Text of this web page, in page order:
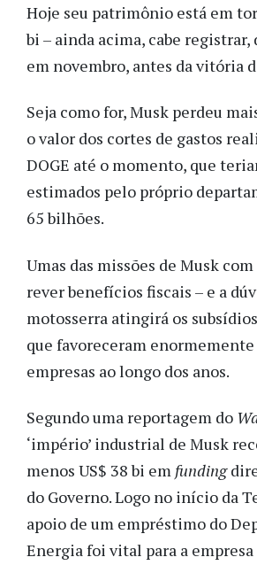
Hoje seu patrimônio está em
bi – ainda acima, cabe registrar,
em novembro, antes da vitória
Seja como for, Musk perdeu
o valor dos cortes de gastos
DOGE até o momento, que
estimados pelo próprio
65 bilhões.
Umas das missões de Musk com
rever benefícios fiscais – e a
motosserra atingirá os
que favoreceram enormemente
empresas ao longo dos anos.
Segundo uma reportagem do
‘império’ industrial de Musk
menos US$ 38 bi em funding
do Governo. Logo no início da
apoio de um empréstimo do
Energia foi vital para a empresa